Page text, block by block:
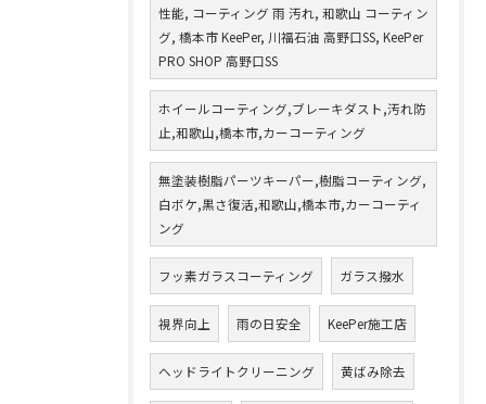
性能, コーティング 雨 汚れ, 和歌山 コーティン
グ, 橋本市 KeePer, 川福石油 高野口SS, KeePer
PRO SHOP 高野口SS
ホイールコーティング,ブレーキダスト,汚れ防
止,和歌山,橋本市,カーコーティング
無塗装樹脂パーツキーパー,樹脂コーティング,
白ボケ,黒さ復活,和歌山,橋本市,カーコーティ
ング
フッ素ガラスコーティング ガラス撥水
視界向上 雨の日安全 KeePer施工店
ヘッドライトクリーニング 黄ばみ除去